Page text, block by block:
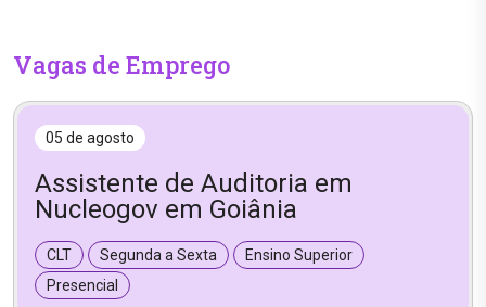
Vagas de Emprego
05 de agosto
Assistente de Auditoria em
Nucleogov em Goiânia
CLT Segunda a Sexta
Ensino Superior
Presencial